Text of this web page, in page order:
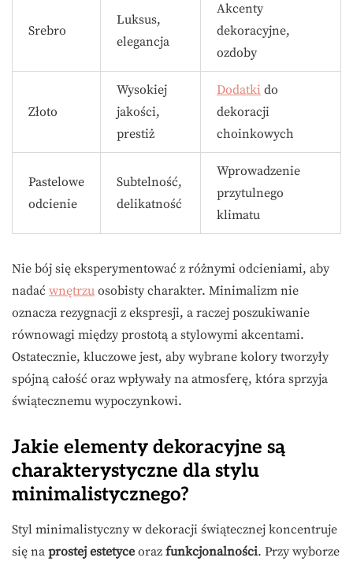
Srebro
Luksus,
elegancja
Akcenty
dekoracyjne,
ozdoby
Złoto
Wysokiej
jakości,
prestiż
Dodatki do
dekoracji
choinkowych
Pastelowe
odcienie
Subtelność,
delikatność
Wprowadzenie
przytulnego
klimatu
Nie bój się eksperymentować z różnymi odcieniami, aby
nadać wnętrzu osobisty charakter. Minimalizm nie
oznacza rezygnacji z ekspresji, a raczej poszukiwanie
równowagi między prostotą a stylowymi akcentami.
Ostatecznie, kluczowe jest, aby wybrane kolory tworzyły
spójną całość oraz wpływały na atmosferę, która sprzyja
świątecznemu wypoczynkowi.
Jakie elementy dekoracyjne są
charakterystyczne dla stylu
minimalistycznego?
Styl minimalistyczny w dekoracji świątecznej koncentruje
się na prostej estetyce oraz funkcjonalności. Przy wyborze